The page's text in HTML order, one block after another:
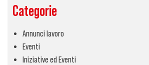
Categorie
Annunci lavoro
Eventi
Iniziative ed Eventi